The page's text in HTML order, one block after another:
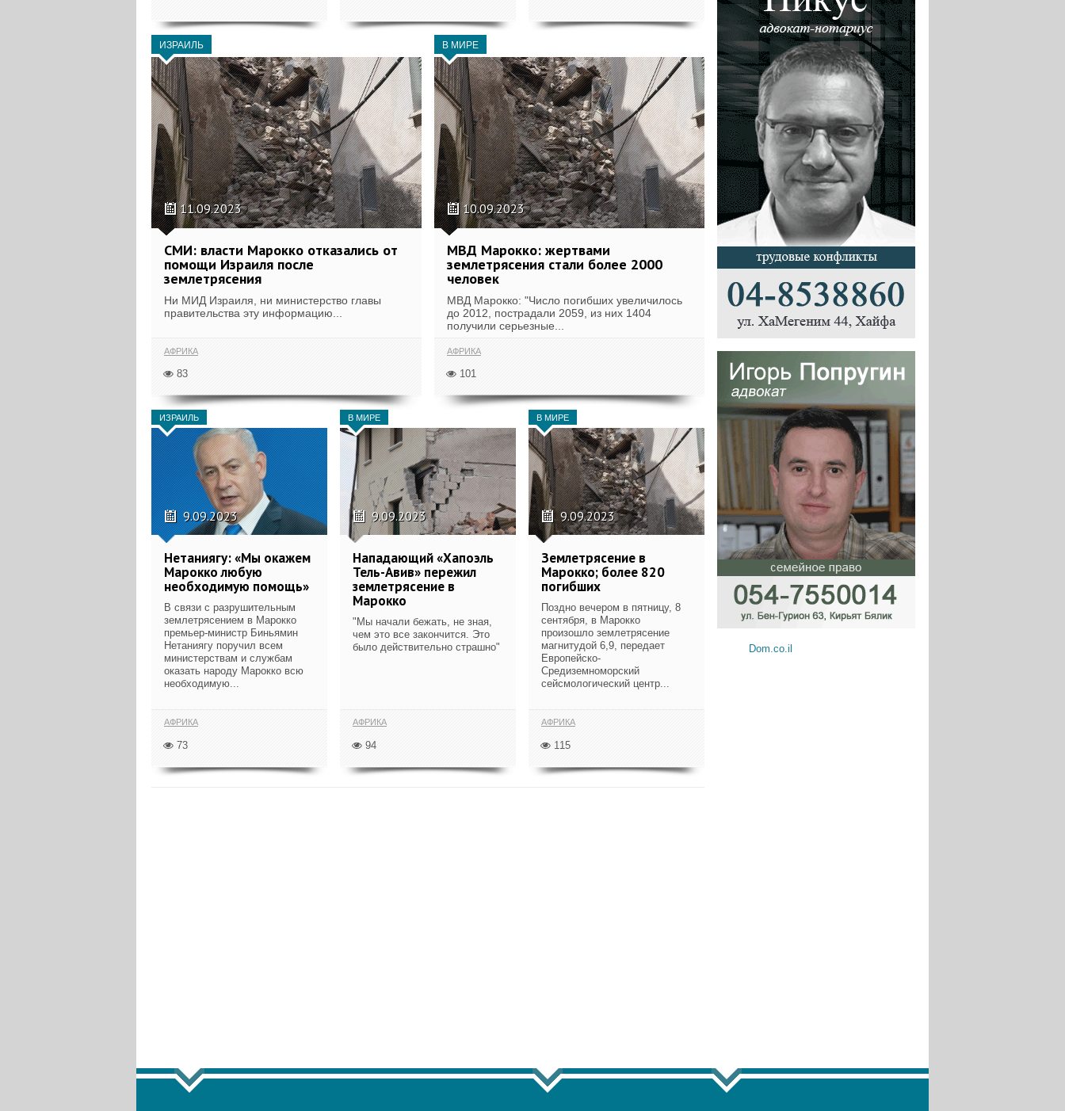
ИЗРАИЛЬ
11.09.2023
СМИ: власти Марокко отказались от
помощи Израиля после
землетрясения
Ни МИД Израиля, ни министерство главы
правительства эту информацию...
АФРИКА
83
В МИРЕ
10.09.2023
МВД Марокко: жертвами
землетрясения стали более 2000
человек
МВД Марокко: "Число погибших увеличилось
до 2012, пострадали 2059, из них 1404
получили серьезные...
АФРИКА
101
ИЗРАИЛЬ
9.09.2023
Нетаниягу: «Мы окажем
Марокко любую
необходимую помощь»
В связи с разрушительным
землетрясением в Марокко
премьер-министр Биньямин
Нетаниягу поручил всем
министерствам и службам
оказать народу Марокко всю
необходимую...
АФРИКА
73
В МИРЕ
9.09.2023
Нападающий «Хапоэль
Тель-Авив» пережил
землетрясение в
Марокко
"Мы начали бежать, не зная,
чем это все закончится. Это
было действительно страшно"
АФРИКА
94
В МИРЕ
9.09.2023
Землетрясение в
Марокко; более 820
погибших
Поздно вечером в пятницу, 8
сентября, в Марокко
произошло землетрясение
магнитудой 6,9, передает
Европейско-
Средиземноморский
сейсмологический центр...
АФРИКА
115
Dom.co.il